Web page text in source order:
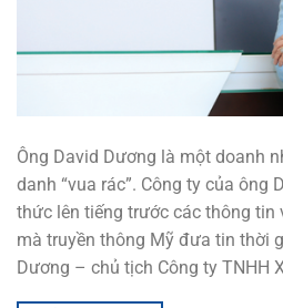
Ông David Dương là một doanh
danh “vua rác”. Công ty của ông
thức lên tiếng trước các thông tin
mà truyền thông Mỹ đưa tin thời
Dương – chủ tịch Công ty TNHH